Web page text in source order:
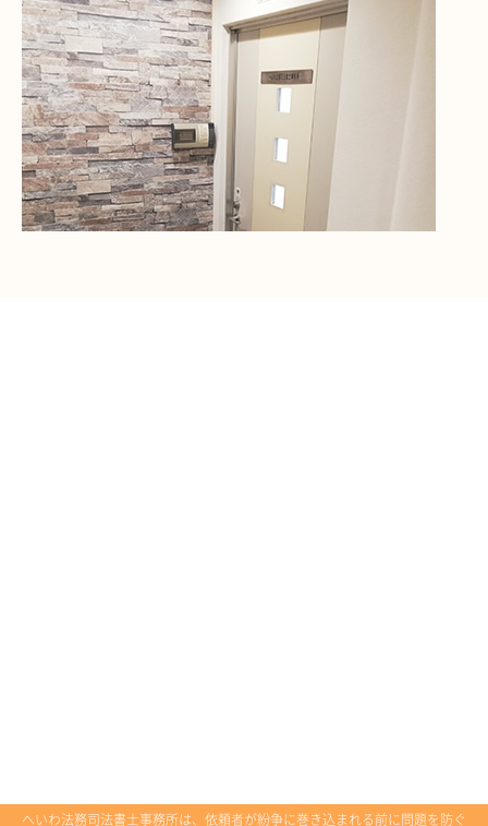
へいわ法務司法書士事務所は、依頼者が紛争に巻き込まれる前に問題を防ぐ